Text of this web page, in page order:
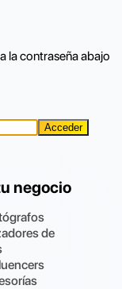
la contraseña abajo
Acceder
negocio
de